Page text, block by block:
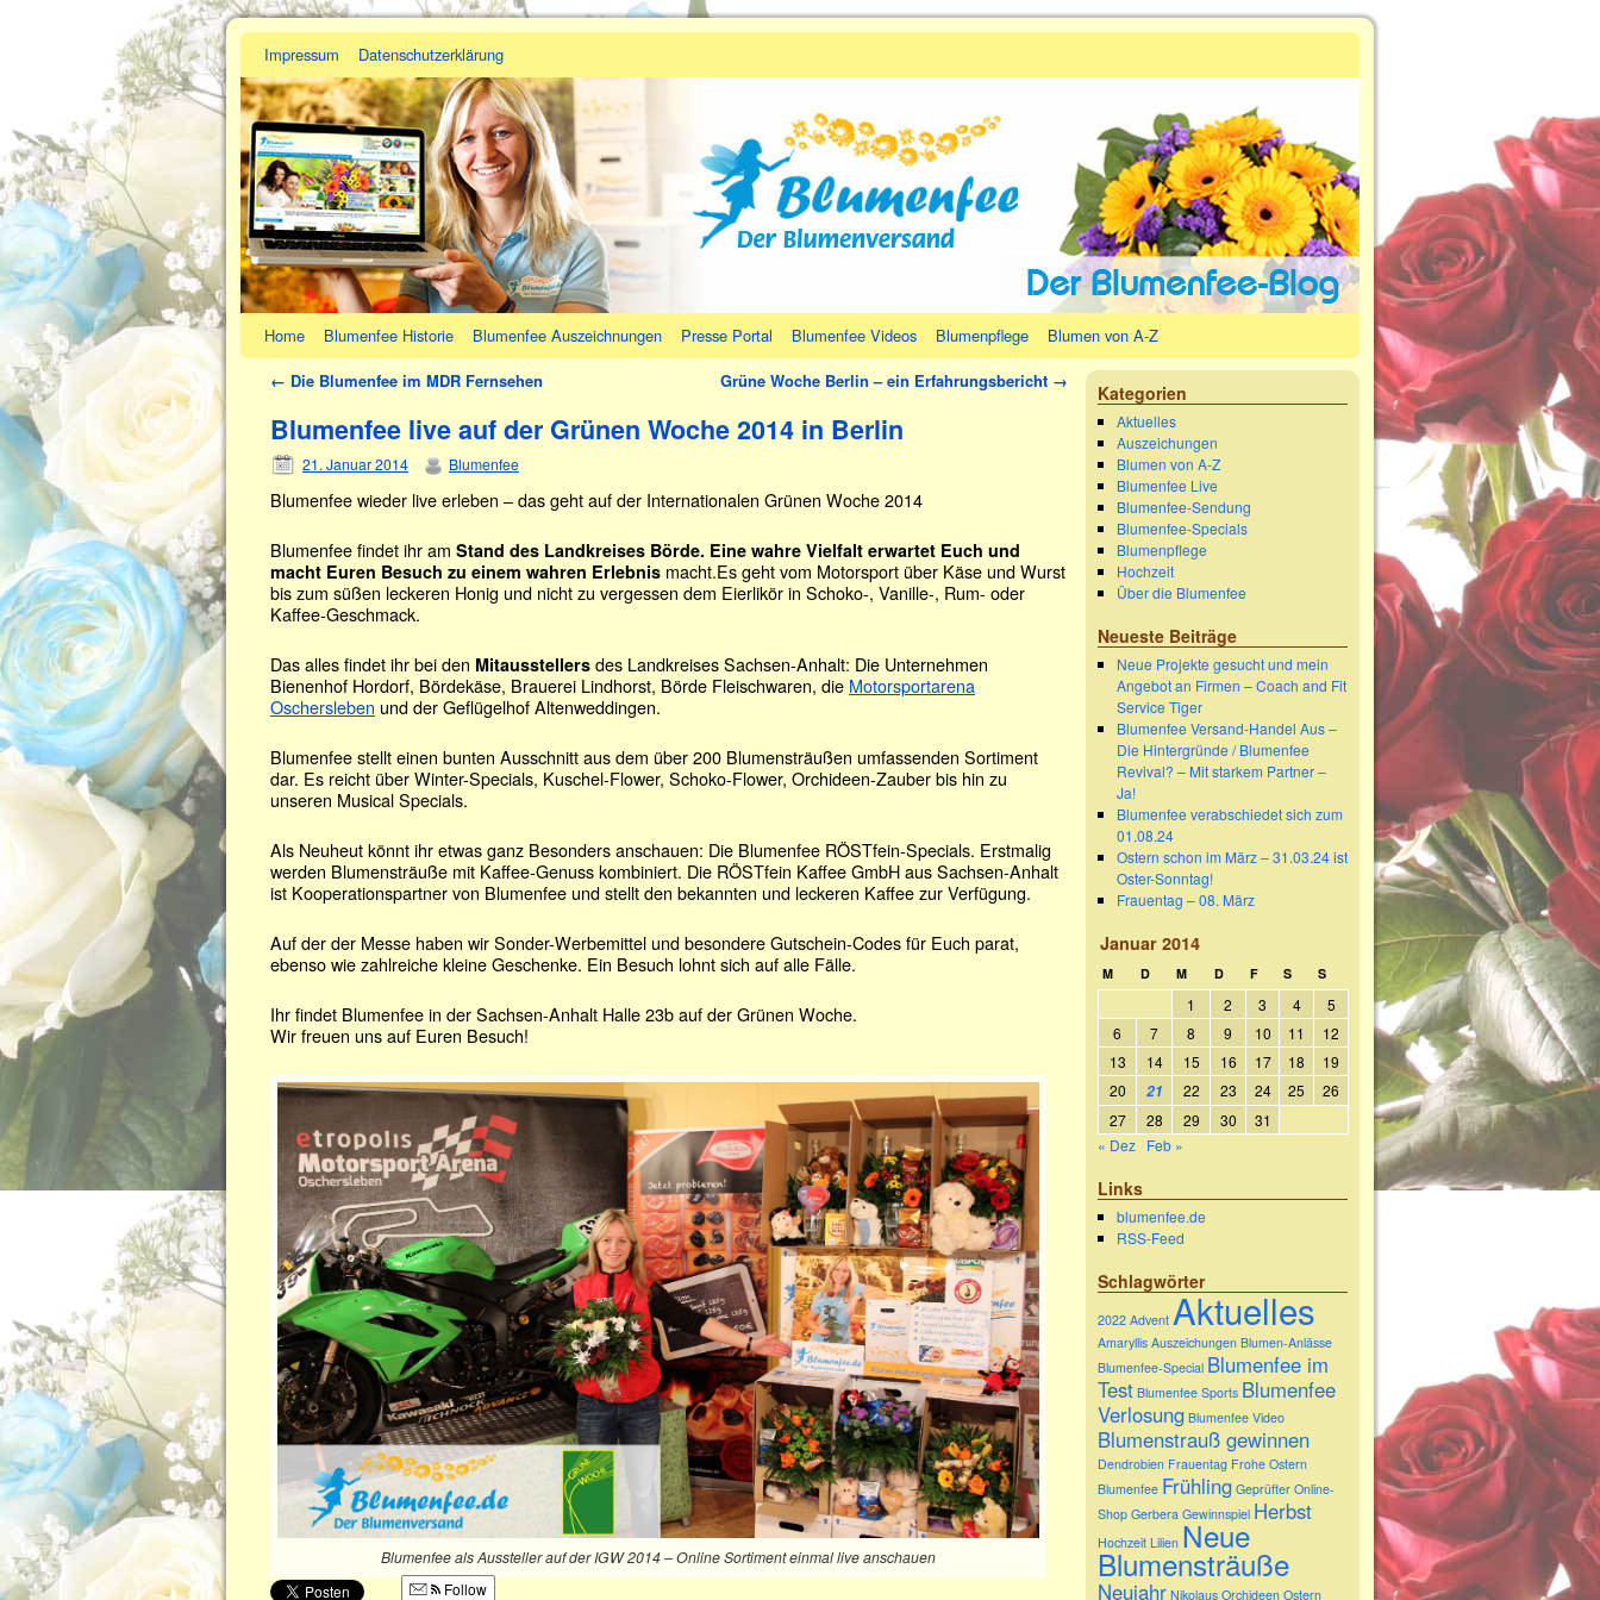
Impressum Datenschutzerklärung
Home Blumenfee Historie Blumenfee Auszeichnungen Presse Portal Blumenfee Videos Blumenpflege
Blumen von A-Z
← Die Blumenfee im MDR Fernsehen Grüne Woche Berlin – ein Erfahrungsbericht →
Blumenfee live auf der Grünen Woche 2014 in Berlin
21. Januar 2014 Blumenfee
Blumenfee wieder live erleben – das geht auf der Internationalen Grünen Woche 2014
Blumenfee findet ihr am Stand des Landkreises Börde. Eine wahre Vielfalt erwartet Euch und
macht Euren Besuch zu einem wahren Erlebnis macht.Es geht vom Motorsport über Käse und Wurst
bis zum süßen leckeren Honig und nicht zu vergessen dem Eierlikör in Schoko-, Vanille-, Rum- oder
Kaffee-Geschmack.
Das alles findet ihr bei den Mitausstellers des Landkreises Sachsen-Anhalt: Die Unternehmen
Bienenhof Hordorf, Bördekäse, Brauerei Lindhorst, Börde Fleischwaren, die Motorsportarena
Oschersleben und der Geflügelhof Altenweddingen.
Blumenfee stellt einen bunten Ausschnitt aus dem über 200 Blumensträußen umfassenden Sortiment
dar. Es reicht über Winter-Specials, Kuschel-Flower, Schoko-Flower, Orchideen-Zauber bis hin zu
unseren Musical Specials.
Als Neuheut könnt ihr etwas ganz Besonders anschauen: Die Blumenfee RÖSTfein-Specials. Erstmalig
werden Blumensträuße mit Kaffee-Genuss kombiniert. Die RÖSTfein Kaffee GmbH aus Sachsen-Anhalt
ist Kooperationspartner von Blumenfee und stellt den bekannten und leckeren Kaffee zur Verfügung.
Auf der der Messe haben wir Sonder-Werbemittel und besondere Gutschein-Codes für Euch parat,
ebenso wie zahlreiche kleine Geschenke. Ein Besuch lohnt sich auf alle Fälle.
Ihr findet Blumenfee in der Sachsen-Anhalt Halle 23b auf der Grünen Woche.
Wir freuen uns auf Euren Besuch!
Blumenfee als Aussteller auf der IGW 2014 – Online Sortiment einmal live anschauen
Follow
Kategorien
Aktuelles
Auszeichungen
Blumen von A-Z
Blumenfee Live
Blumenfee-Sendung
Blumenfee-Specials
Blumenpflege
Hochzeit
Über die Blumenfee
Neueste Beiträge
Neue Projekte gesucht und mein
Angebot an Firmen – Coach and Fit
Service Tiger
Blumenfee Versand-Handel Aus –
Die Hintergründe / Blumenfee
Revival? – Mit starkem Partner –
Ja!
Blumenfee verabschiedet sich zum
01.08.24
Ostern schon im März – 31.03.24 ist
Oster-Sonntag!
Frauentag – 08. März
Januar 2014
M D M D F S S
1 2 3 4
5
6
7 8 9 10 11
12
13
14 15 16 17 18
19
20
21 22 23 24 25
26
27
28 29 30
31
« Dez Feb »
Links
blumenfee.de
RSS-Feed
Schlagwörter
2022 Advent Aktuelles
Amaryllis Auszeichungen Blumen-Anlässe
Blumenfee-Special Blumenfee im
Test Blumenfee Sports Blumenfee
Verlosung Blumenfee Video
Blumenstrauß gewinnen
Dendrobien Frauentag Frohe Ostern
Blumenfee Frühling Geprüfter Online-
Shop Gerbera Gewinnspiel Herbst
Hochzeit Lilien Neue
Blumensträuße
Neujahr Nikolaus Orchideen Ostern